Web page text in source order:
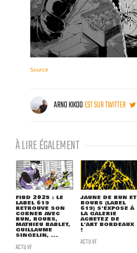
Source
ARNO KIKOOEST SUR TWITTER
À LIRE ÉGALEMENT
FIBD 2025 : LE
LABEL 619
RETROUVE SON
CORNER AVEC
RUN, ROURS,
MATHIEU BABLET,
GUILLAUME
SINGELIN, ...
ACTU VF
JAUNE DE RUN ET
ROURS (LABEL
619) S'EXPOSE À
LA GALERIE
ACHETEZ DE
L'ART BORDEAUX
!
ACTU VF